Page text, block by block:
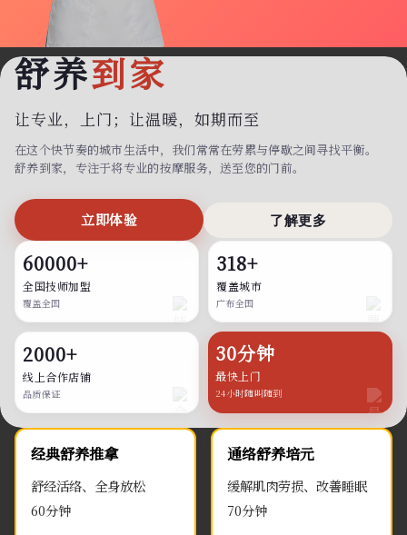
代理入驻
预约技师
舒养到家
让专业，上门； 让温暖，如期而至
在这个快节奏的城市生活中，我们常常在劳累与停歇之间寻找平衡。
舒养到家，专注于将专业的按摩服务，送至您的门前。
立即体验 了解更多
60000+
全国技师加盟
覆盖全国
318+
覆盖城市
广布全国
2000+
线上合作店铺
品质保证
30分钟
最快上门
24小时随叫随到
经典舒养推拿
舒经活络、全身放松
60分钟
通络舒养培元
缓解肌肉劳损、改善睡眠
70分钟